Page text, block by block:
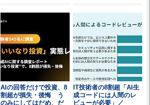
AIの回答だけで投資、8
割超が損失・後悔 う
のみにしてはだめ、だ
IT技術者の8割超「AI生
成コードには人間のレ
ビューが必要」／